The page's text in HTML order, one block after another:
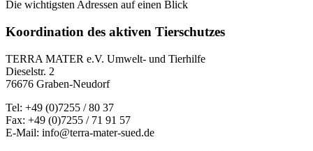
Die wichtigsten Adressen auf einen Blick
Koordination des aktiven Tierschutzes
TERRA MATER e.V. Umwelt- und Tierhilfe
Dieselstr. 2
76676 Graben-Neudorf
Tel: +49 (0)7255 / 80 37
Fax: +49 (0)7255 / 71 91 57
E-Mail: info@terra-mater-sued.de